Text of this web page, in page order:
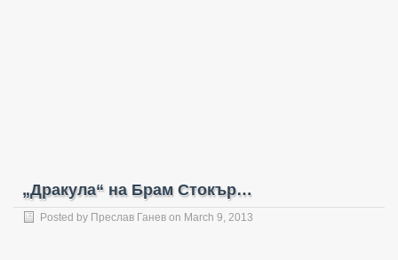
„Дракула“ на Брам Стокър…
Posted by Преслав Ганев on March 9, 2013